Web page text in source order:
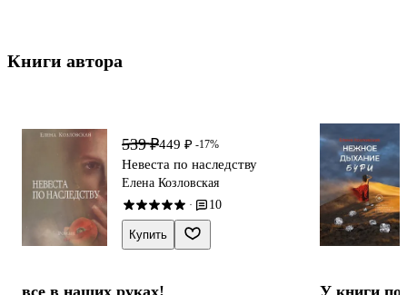
Книги автора
539 ₽449 ₽ -17%
Невеста по наследству
Елена Козловская
· 10
Купить